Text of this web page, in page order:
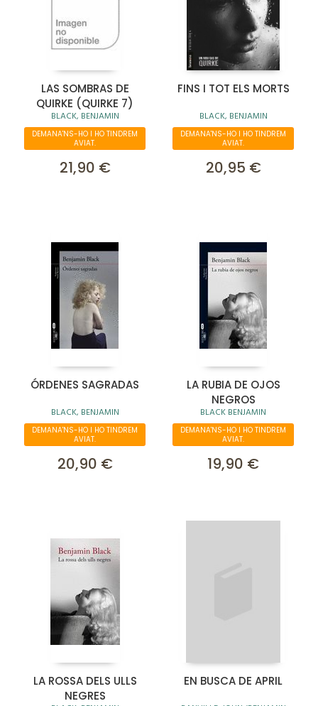
LAS SOMBRAS DE
QUIRKE (QUIRKE 7)
BLACK, BENJAMIN
DEMANA'NS-HO I HO TINDREM
AVIAT.
21,90 €
FINS I TOT ELS MORTS
BLACK, BENJAMIN
DEMANA'NS-HO I HO TINDREM
AVIAT.
20,95 €
ÓRDENES SAGRADAS
BLACK, BENJAMIN
DEMANA'NS-HO I HO TINDREM
AVIAT.
20,90 €
LA RUBIA DE OJOS
NEGROS
BLACK BENJAMIN
DEMANA'NS-HO I HO TINDREM
AVIAT.
19,90 €
LA ROSSA DELS ULLS
NEGRES
EN BUSCA DE APRIL